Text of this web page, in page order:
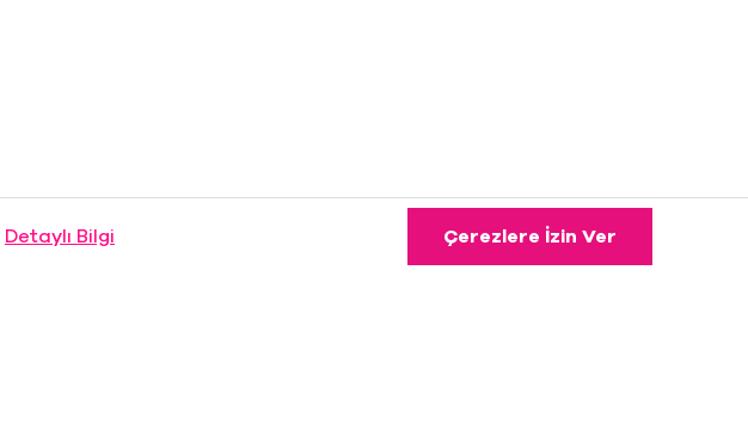
Detaylı Bilgi Çerezlere İzin Ver